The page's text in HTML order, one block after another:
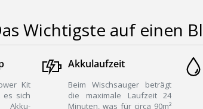
Wichtigste auf einen
Kit
es sich
Akkulaufzeit
Beim Wischsauger beträgt
die maximale Laufzeit 24
Minuten, was für circa 90m²